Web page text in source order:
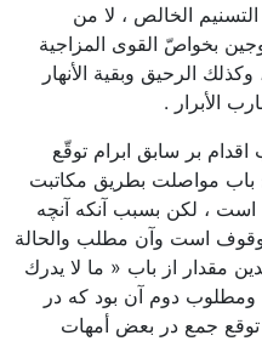
الخالص ، لا من
بخواصّ القوى المزاجية
الرحيق وبقية الأنهار
الأبرار .
بر سابق ابرام توقّع
باب مواصلت بطريق مكاتبت
است ، لكن بسبب آنكه آنچه
است وآن مطلب والحالة
مقدار از باب « ما لا يدرك
دوم آن بود كه در
جمع در بعض أمهات